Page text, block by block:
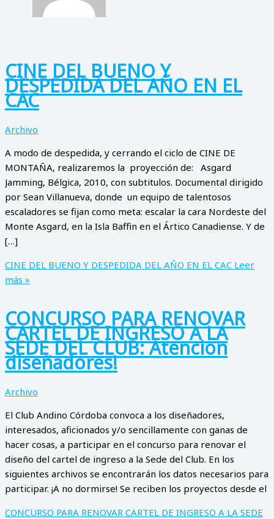
CINE DEL BUENO Y
DESPEDIDA DEL AÑO EN EL
CAC
Archivo
A modo de despedida, y cerrando el ciclo de CINE DE
MONTAÑA, realizaremos la proyección de: Asgard
Jamming, Bélgica, 2010, con subtitulos. Documental dirigido
por Sean Villanueva, donde un equipo de talentosos
escaladores se fijan como meta: escalar la cara Nordeste del
Monte Asgard, en la Isla Baffin en el Ártico Canadiense. Y de
[…]
CINE DEL BUENO Y DESPEDIDA DEL AÑO EN EL CAC Leer
más »
CONCURSO PARA RENOVAR
CARTEL DE INGRESO A LA
SEDE DEL CLUB: Atencion
diseñadores!
Archivo
El Club Andino Córdoba convoca a los diseñadores,
interesados, aficionados y/o sencillamente con ganas de
hacer cosas, a participar en el concurso para renovar el
diseño del cartel de ingreso a la Sede del Club. En los
siguientes archivos se encontrarán los datos necesarios para
participar. ¡A no dormirse! Se reciben los proyectos desde el
CONCURSO PARA RENOVAR CARTEL DE INGRESO A LA SEDE